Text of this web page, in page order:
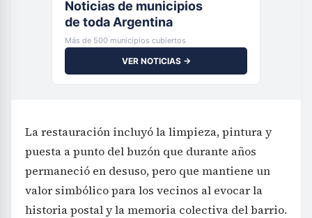
Noticias de municipios
de toda Argentina
Más de 500 municipios cubiertos
VER NOTICIAS →
La restauración incluyó la limpieza, pintura y
puesta a punto del buzón que durante años
permaneció en desuso, pero que mantiene un
valor simbólico para los vecinos al evocar la
historia postal y la memoria colectiva del barrio.